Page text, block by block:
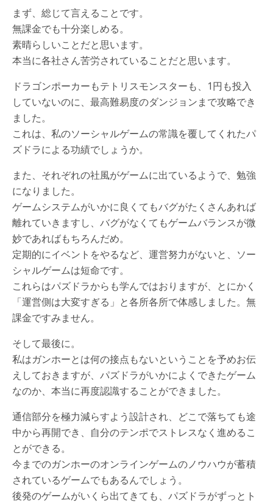
まず、総じて言えることです。
無課金でも十分楽しめる。
素晴らしいことだと思います。
本当に各社さん苦労されていることだと思います。
ドラゴンポーカーもテトリスモンスターも、1円も投入
していないのに、最高難易度のダンジョンまで攻略でき
ました。
これは、私のソーシャルゲームの常識を覆してくれたパ
ズドラによる功績でしょうか。
また、それぞれの社風がゲームに出ているようで、勉強
になりました。
ゲームシステムがいかに良くてもバグがたくさんあれば
離れていきますし、バグがなくてもゲームバランスが微
妙であればもちろんだめ。
定期的にイベントをやるなど、運営努力がないと、ソー
シャルゲームは短命です。
これらはパズドラからも学んではおりますが、とにかく
「運営側は大変すぎる」と各所各所で体感しました。無
課金ですみません。
そして最後に。
私はガンホーとは何の接点もないということを予めお伝
えしておきますが、パズドラがいかによくできたゲーム
なのか、本当に再度認識することができました。
通信部分を極力減らすよう設計され、どこで落ちても途
中から再開でき、自分のテンポでストレスなく進めるこ
とができる。
今までのガンホーのオンラインゲームのノウハウが蓄積
されているゲームでもあるんでしょう。
後発のゲームがいくら出てきても、パズドラがずっとト